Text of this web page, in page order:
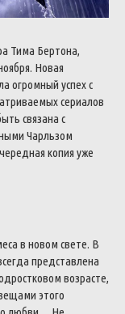
Тима Бертона,
Новая
огромный успех с
сериалов
связана с
Чарльзом
копия уже
в новом свете. В
представлена
возрасте,
этого